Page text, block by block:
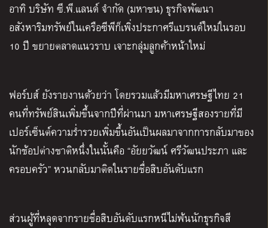
อาทิ บริษัท ซี.พี.แลนด์ จำกัด (มหาชน)ธุรกิจพัฒนา
อสังหาริมทรัพย์ในเครือซีพีก็เพิ่งประกาศรีแบรนด์ใหม่ในรอบ
10 ปี ขยายตลาดแนวราบ เจาะกลุ่มลูกค้าหน้าใหม่
ฟอร์บส์ ยังรายงานด้วยว่า โดยรวมแล้วมีมหาเศรษฐีไทย 21
คนที่ทรัพย์สินเพิ่มขึ้นจากปีที่ผ่านมา มหาเศรษฐีสองรายที่มี
เปอร์เซ็นต์ความร่ำรวยเพิ่มขึ้นอันเป็นผลมาจากการกลับมาของ
นักช้อปต่างชาติหนึ่งในนั้นคือ “อัยยวัฒน์ ศรีวัฒนประภา และ
ครอบครัว”หวนกลับมาติดในรายชื่อสิบอันดับแรก
ส่วนผู้ที่หลุดจากรายชื่อสิบอันดับแรกหนีไม่พ้นนักธุรกิจสี